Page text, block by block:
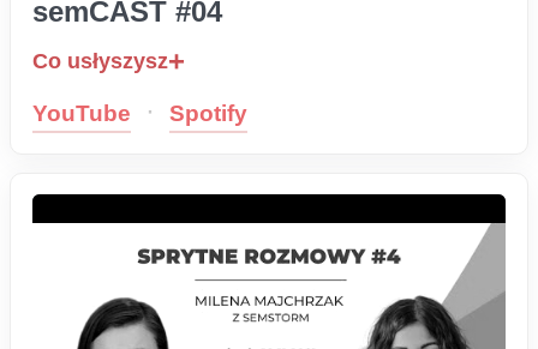
semCAST #04
Co usłyszysz
YouTube · Spotify